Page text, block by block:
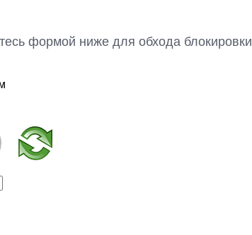
формой ниже для обхода блокировки